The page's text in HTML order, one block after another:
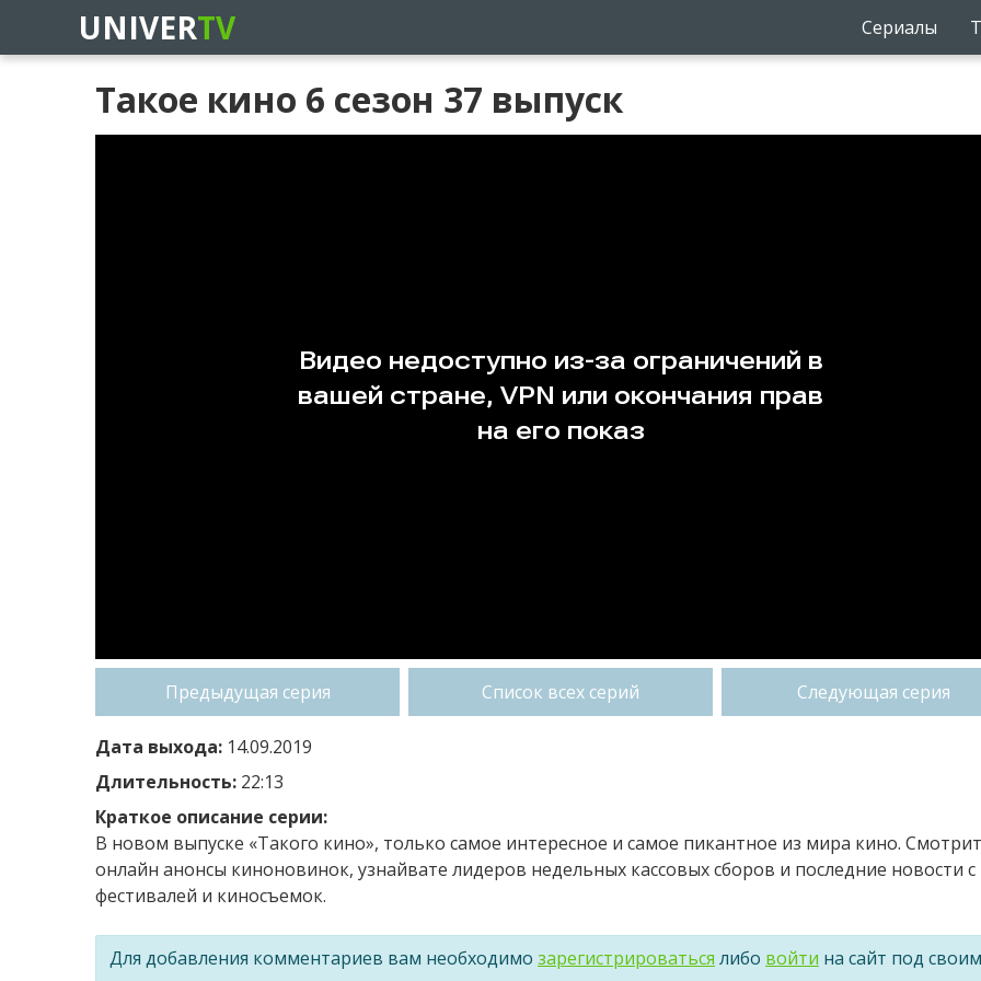
UNIVERTV Сериалы
Такое кино 6 сезон 37 выпуск
Предыдущая серия Список всех серий Следующая серия
Дата выхода: 14.09.2019
Длительность: 22:13
Краткое описание серии:
В новом выпуске «Такого кино», только самое интересное и самое пикантное из мира кино.
онлайн анонсы киноновинок, узнайвате лидеров недельных кассовых сборов и последние новости с
фестивалей и киносъемок.
Для добавления комментариев вам необходимо зарегистрироваться либо войти на сайт под своим